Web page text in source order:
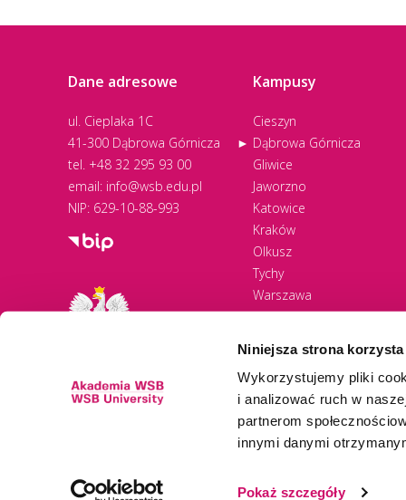
Niniejsza strona
Wykorzystujemy pliki
i analizować ruch w
partnerom
innymi danymi
Pokaż szczegóły
Dane adresowe
ul. Cieplaka 1C
41-300 Dąbrowa Górnicza
tel. +48 32 295 93 00
email: info@wsb.edu.pl
NIP: 629-10-88-993
Kampusy
Cieszyn
Dąbrowa Górnicza
Gliwice
Jaworzno
Katowice
Kraków
Olkusz
Tychy
Warszawa
Zawiercie